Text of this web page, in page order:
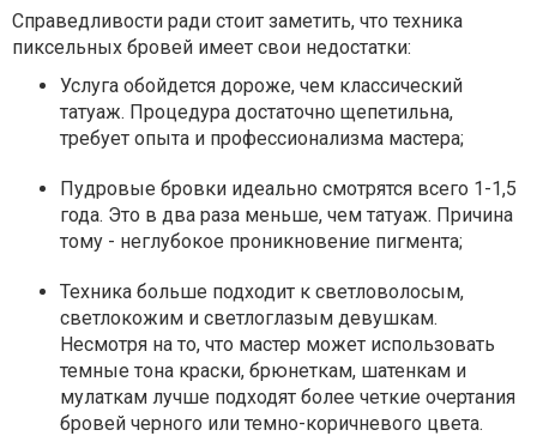
Справедливости ради стоит заметить, что техника
пиксельных бровей имеет свои недостатки:
Услуга обойдется дороже, чем классический
татуаж. Процедура достаточно щепетильна,
требует опыта и профессионализма мастера;
Пудровые бровки идеально смотрятся всего 1-1,5
года. Это в два раза меньше, чем татуаж. Причина
тому - неглубокое проникновение пигмента;
Техника больше подходит к светловолосым,
светлокожим и светлоглазым девушкам.
Несмотря на то, что мастер может использовать
темные тона краски, брюнеткам, шатенкам и
мулаткам лучше подходят более четкие очертания
бровей черного или темно-коричневого цвета.